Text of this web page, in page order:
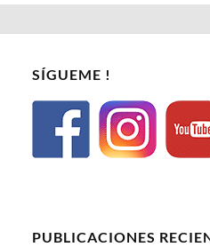
SÍGUEME !
PUBLICACIONES